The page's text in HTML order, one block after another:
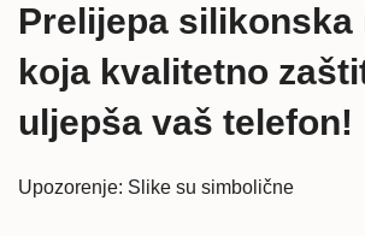
Prelijepa silikonska
koja kvalitetno
uljepša vaš telefon!
Upozorenje: Slike su simbolične